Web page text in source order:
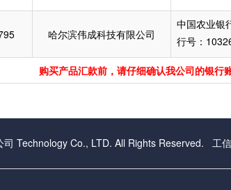
哈尔滨伟成科技有限公司
中国农业银
行号：
购买产品汇款前，请仔细确认我公司的银行
Technology Co., LTD. All Rights Reserved. 工信